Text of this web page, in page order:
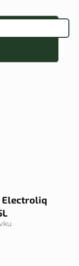
Electroliq